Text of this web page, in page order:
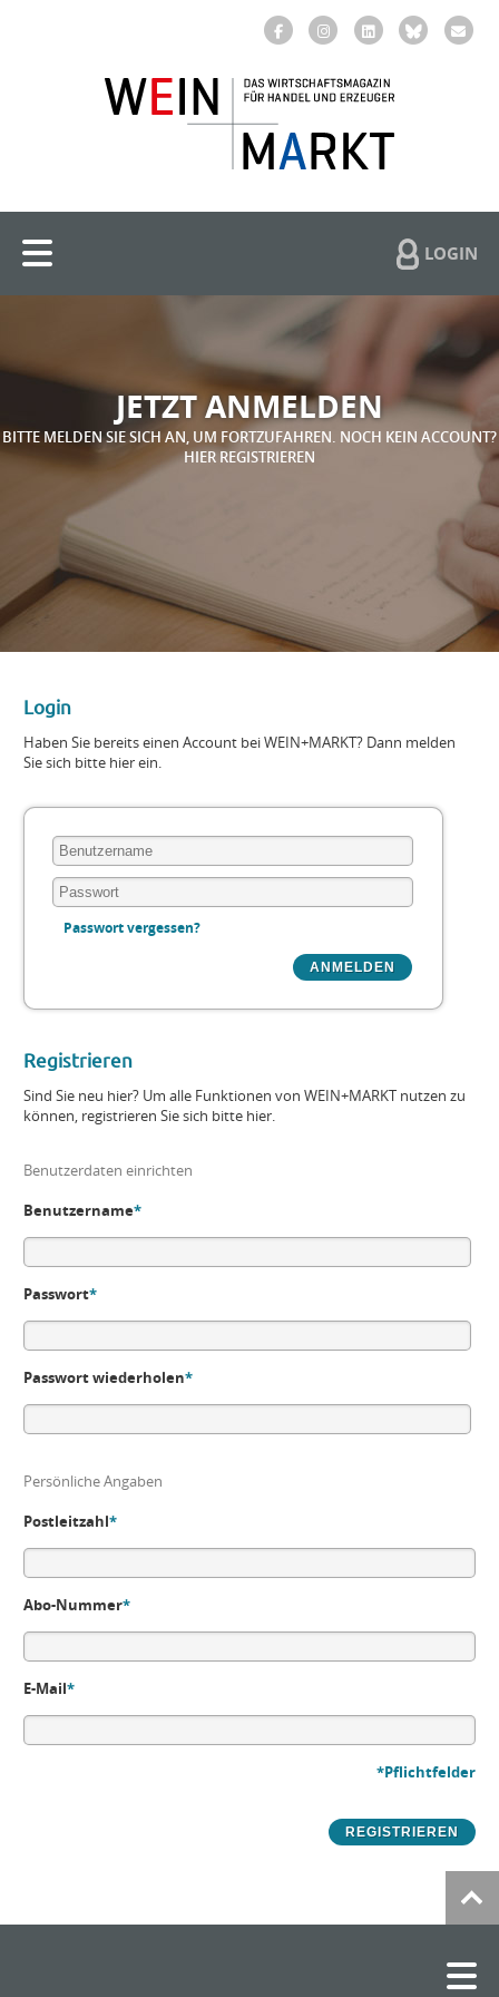
LOGIN
JETZT ANMELDEN
BITTE MELDEN SIE SICH AN, UM FORTZUFAHREN. NOCH KEIN ACCOUNT?
HIER REGISTRIEREN
Login
Haben Sie bereits einen Account bei WEIN+MARKT? Dann melden
Sie sich bitte hier ein.
Passwort vergessen?
Registrieren
Sind Sie neu hier? Um alle Funktionen von WEIN+MARKT nutzen zu
können, registrieren Sie sich bitte hier.
Benutzerdaten einrichten
Benutzername*
Passwort*
Passwort wiederholen*
Persönliche Angaben
Postleitzahl*
Abo-Nummer*
E-Mail*
*Pflichtfelder